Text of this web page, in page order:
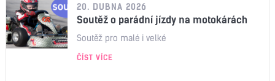
20. DUBNA 2026
Soutěž o parádní jízdy na motokárách
Soutěž pro malé i velké
ČÍST VÍCE